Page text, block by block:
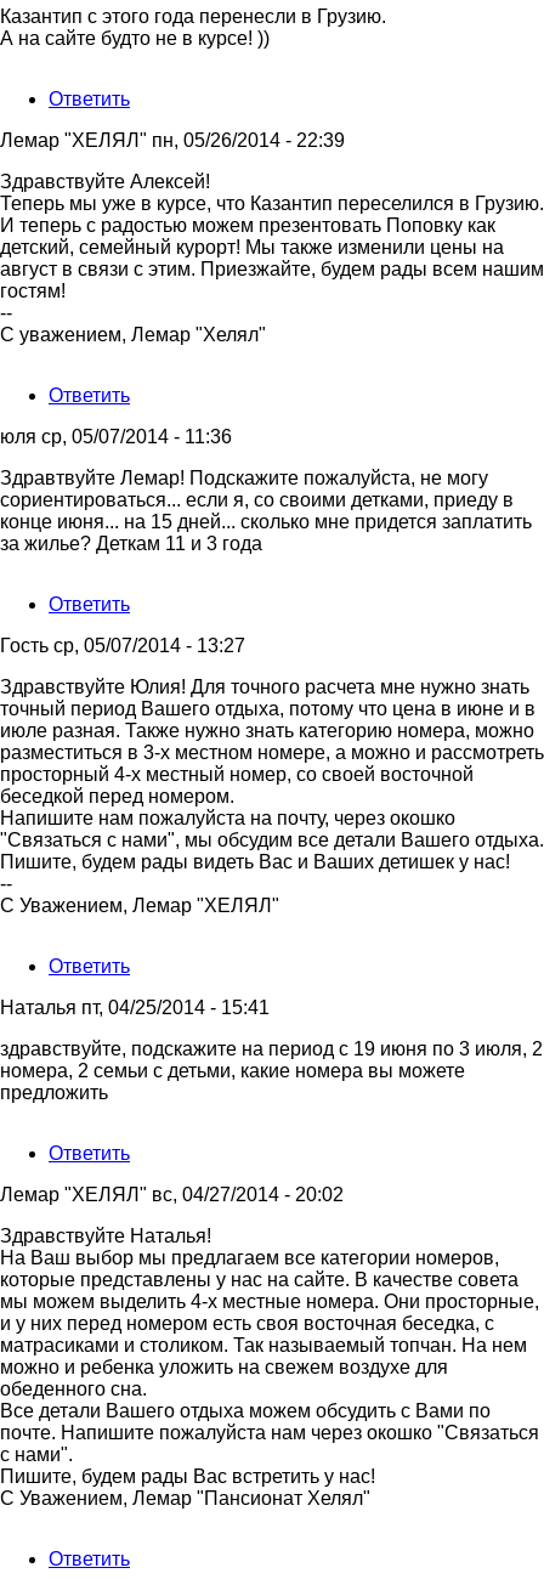
Казантип с этого года перенесли в Грузию.
А на сайте будто не в курсе! ))
Ответить
Лемар "ХЕЛЯЛ" пн, 05/26/2014 - 22:39
Ответ
на
Казантип
с
этого
года
от
Алексей
Здравствуйте Алексей!
Теперь мы уже в курсе, что Казантип переселился в Грузию.
И теперь с радостью можем презентовать Поповку как
детский, семейный курорт! Мы также изменили цены на
август в связи с этим. Приезжайте, будем рады всем нашим
гостям!
--
С уважением, Лемар "Хелял"
Ответить
юля ср, 05/07/2014 - 11:36
Здравтвуйте Лемар! Подскажите пожалуйста, не могу
сориентироваться... если я, со своими детками, приеду в
конце июня... на 15 дней... сколько мне придется заплатить
за жилье? Деткам 11 и 3 года
Ответить
Гость ср, 05/07/2014 - 13:27
Ответ
на
Здравтвуйте
Лемар!
Подскажите
от
юля
Здравствуйте Юлия! Для точного расчета мне нужно знать
точный период Вашего отдыха, потому что цена в июне и в
июле разная. Также нужно знать категорию номера, можно
разместиться в 3-х местном номере, а можно и рассмотреть
просторный 4-х местный номер, со своей восточной
беседкой перед номером.
Напишите нам пожалуйста на почту, через окошко
"Связаться с нами", мы обсудим все детали Вашего отдыха.
Пишите, будем рады видеть Вас и Ваших детишек у нас!
--
С Уважением, Лемар "ХЕЛЯЛ"
Ответить
Наталья пт, 04/25/2014 - 15:41
здравствуйте, подскажите на период с 19 июня по 3 июля, 2
номера, 2 семьи с детьми, какие номера вы можете
предложить
Ответить
Лемар "ХЕЛЯЛ" вс, 04/27/2014 - 20:02
Ответ
на
здравствуйте,
подскажите
на
от
Наталья
Здравствуйте Наталья!
На Ваш выбор мы предлагаем все категории номеров,
которые представлены у нас на сайте. В качестве совета
мы можем выделить 4-х местные номера. Они просторные,
и у них перед номером есть своя восточная беседка, с
матрасиками и столиком. Так называемый топчан. На нем
можно и ребенка уложить на свежем воздухе для
обеденного сна.
Все детали Вашего отдыха можем обсудить с Вами по
почте. Напишите пожалуйста нам через окошко "Связаться
с нами".
Пишите, будем рады Вас встретить у нас!
С Уважением, Лемар "Пансионат Хелял"
Ответить